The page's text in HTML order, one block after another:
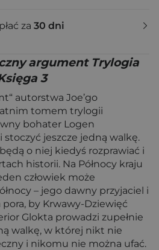
za 30 dni
argument Trylogia
3
autorstwa Joe’go
tomem trylogii
bohater Logen
jeszcze jedną walkę.
o niej kiedyś rozprawiać i
historii. Na Północy kraju
człowiek może
– jego dawny przyjaciel i
pora, by Krwawy-Dziewięć
Glokta prowadzi zupełnie
walkę, w której nikt nie
i nikomu nie można ufać.